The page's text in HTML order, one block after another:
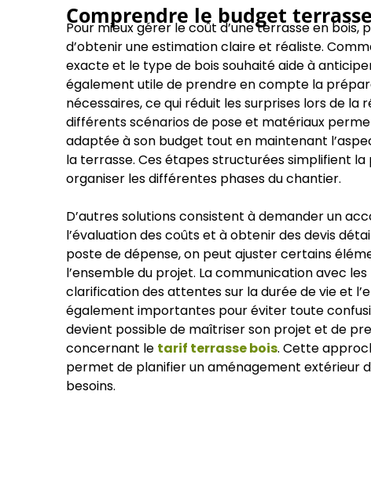
Comprendre le budget terrasse
Pour mieux gérer le coût d’une terrasse en
d’obtenir une estimation claire et réaliste.
exacte et le type de bois souhaité aide à
également utile de prendre en compte la
nécessaires, ce qui réduit les surprises lors de
différents scénarios de pose et matériaux
adaptée à son budget tout en maintenant
la terrasse. Ces étapes structurées simplifient
organiser les différentes phases du chantier.
D’autres solutions consistent à demander un
l’évaluation des coûts et à obtenir des devis
poste de dépense, on peut ajuster certains
l’ensemble du projet. La communication avec
clarification des attentes sur la durée de vie et
également importantes pour éviter toute
devient possible de maîtriser son projet et de
concernant le tarif terrasse bois. Cette
permet de planifier un aménagement extérieur
besoins.